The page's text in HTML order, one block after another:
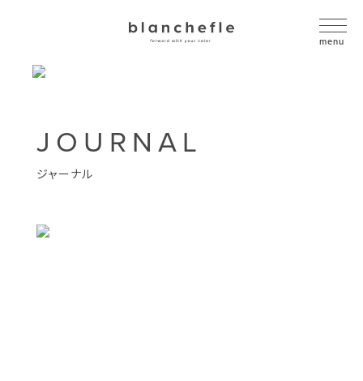
JOURNAL
ジャーナル